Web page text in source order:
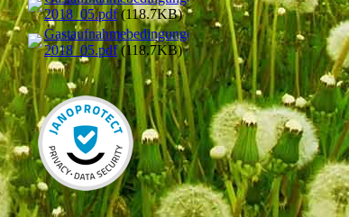
2018_05.pdf(118.7KB)
Gastaufnahmebedingungen
2018_05.pdf(118.7KB)